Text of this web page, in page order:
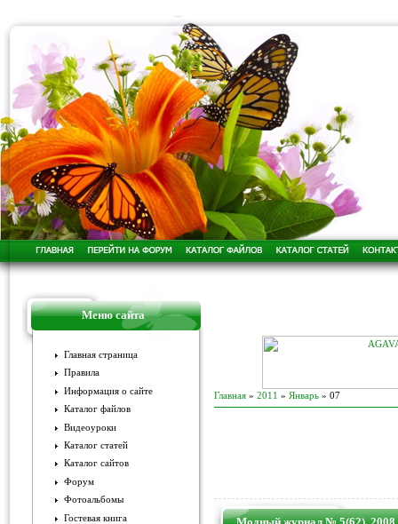
Меню сайта
Главная страница
Правила
Информация о сайте
Каталог файлов
Видеоуроки
Каталог статей
Каталог сайтов
Форум
Фотоальбомы
Гостевая книга
Главная » 2011 » Январь » 07